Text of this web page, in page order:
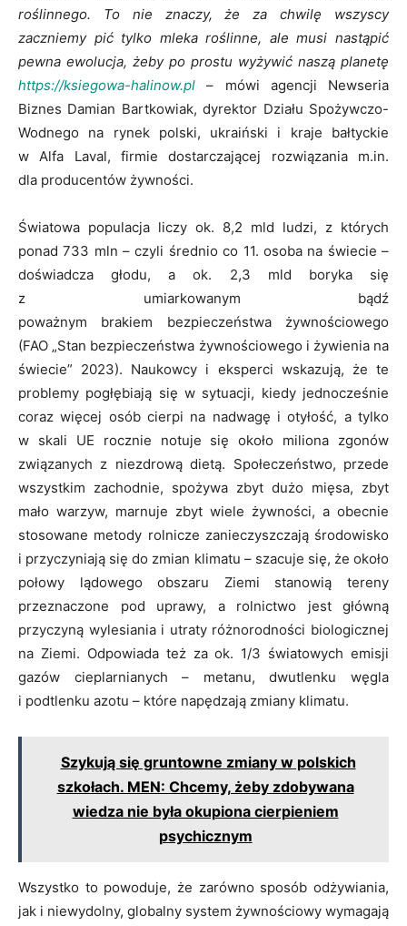
roślinnego. To nie znaczy, że za chwilę wszyscy
zaczniemy pić tylko mleka roślinne, ale musi nastąpić
pewna ewolucja, żeby po prostu wyżywić naszą planetę
https://ksiegowa-halinow.pl
– mówi agencji Newseria
Biznes Damian Bartkowiak, dyrektor Działu Spożywczo-
Wodnego na rynek polski, ukraiński i kraje bałtyckie
w Alfa Laval, firmie dostarczającej rozwiązania m.in.
dla producentów żywności.
Światowa populacja liczy ok. 8,2 mld ludzi, z których
ponad 733 mln – czyli średnio co 11. osoba na świecie –
doświadcza głodu, a ok. 2,3 mld boryka się
z umiarkowanym bądź
poważnym brakiem bezpieczeństwa żywnościowego
(FAO „Stan bezpieczeństwa żywnościowego i żywienia na
świecie” 2023). Naukowcy i eksperci wskazują, że te
problemy pogłębiają się w sytuacji, kiedy jednocześnie
coraz więcej osób cierpi na nadwagę i otyłość, a tylko
w skali UE rocznie notuje się około miliona zgonów
związanych z niezdrową dietą. Społeczeństwo, przede
wszystkim zachodnie, spożywa zbyt dużo mięsa, zbyt
mało warzyw, marnuje zbyt wiele żywności, a obecnie
stosowane metody rolnicze zanieczyszczają środowisko
i przyczyniają się do zmian klimatu – szacuje się, że około
połowy lądowego obszaru Ziemi stanowią tereny
przeznaczone pod uprawy, a rolnictwo jest główną
przyczyną wylesiania i utraty różnorodności biologicznej
na Ziemi. Odpowiada też za ok. 1/3 światowych emisji
gazów cieplarnianych – metanu, dwutlenku węgla
i podtlenku azotu – które napędzają zmiany klimatu.
Szykują się gruntowne zmiany w polskich
szkołach. MEN: Chcemy, żeby zdobywana
wiedza nie była okupiona cierpieniem
psychicznym
Wszystko to powoduje, że zarówno sposób odżywiania,
jak i niewydolny, globalny system żywnościowy wymagają